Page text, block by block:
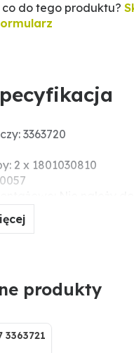
co do tego produktu?
3363720
2 x 1801030810
narzędzi
to prowadzić do
produkty
3363721